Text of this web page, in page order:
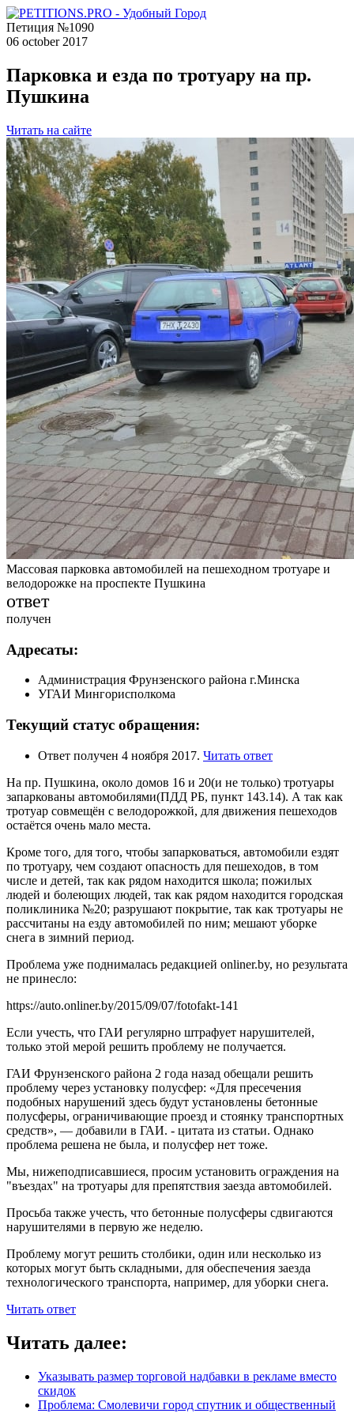
Петиция №1090
06 october 2017
Парковка и езда по тротуару на пр.
Пушкина
Читать на сайте
Массовая парковка автомобилей на пешеходном тротуаре и
велодорожке на проспекте Пушкина
ответ
получен
Адресаты:
Администрация Фрунзенского района г.Минска
УГАИ Мингорисполкома
Текущий статус обращения:
Ответ получен 4 ноября 2017. Читать ответ
На пр. Пушкина, около домов 16 и 20(и не только) тротуары
запаркованы автомобилями(ПДД РБ, пункт 143.14). А так как
тротуар совмещён с велодорожкой, для движения пешеходов
остаётся очень мало места.
Кроме того, для того, чтобы запарковаться, автомобили ездят
по тротуару, чем создают опасность для пешеходов, в том
числе и детей, так как рядом находится школа; пожилых
людей и болеющих людей, так как рядом находится городская
поликлиника №20; разрушают покрытие, так как тротуары не
рассчитаны на езду автомобилей по ним; мешают уборке
снега в зимний период.
Проблема уже поднималась редакцией onliner.by, но результата
не принесло:
https://auto.onliner.by/2015/09/07/fotofakt-141
Если учесть, что ГАИ регулярно штрафует нарушителей,
только этой мерой решить проблему не получается.
ГАИ Фрунзенского района 2 года назад обещали решить
проблему через установку полусфер: «Для пресечения
подобных нарушений здесь будут установлены бетонные
полусферы, ограничивающие проезд и стоянку транспортных
средств», — добавили в ГАИ. - цитата из статьи. Однако
проблема решена не была, и полусфер нет тоже.
Мы, нижеподписавшиеся, просим установить ограждения на
"въездах" на тротуары для препятствия заезда автомобилей.
Просьба также учесть, что бетонные полусферы сдвигаются
нарушителями в первую же неделю.
Проблему могут решить столбики, один или несколько из
которых могут быть складными, для обеспечения заезда
технологического транспорта, например, для уборки снега.
Читать ответ
Читать далее:
Указывать размер торговой надбавки в рекламе вместо
скидок
Проблема: Смолевичи город спутник и общественный